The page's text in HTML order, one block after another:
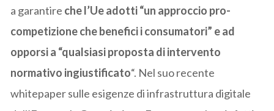
a garantire che l’Ue adotti “un approccio pro-
competizione che benefici i consumatori” e ad
opporsi a “qualsiasi proposta di intervento
normativo ingiustificato“. Nel suo recente
whitepaper sulle esigenze di infrastruttura digitale